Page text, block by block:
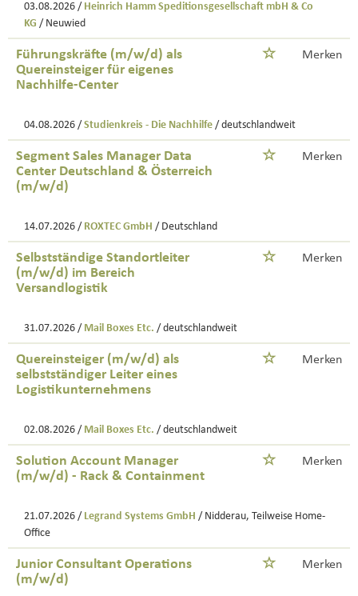
03.08.2026 / Heinrich Hamm Speditionsgesellschaft mbH & Co
KG / Neuwied
Führungskräfte (m/w/d) als
Quereinsteiger für eigenes
Nachhilfe-Center
Merken
04.08.2026 / Studienkreis - Die Nachhilfe / deutschlandweit
Segment Sales Manager Data
Center Deutschland & Österreich
(m/w/d)
Merken
14.07.2026 / ROXTEC GmbH / Deutschland
Selbstständige Standortleiter
(m/w/d) im Bereich
Versandlogistik
Merken
31.07.2026 / Mail Boxes Etc. / deutschlandweit
Quereinsteiger (m/w/d) als
selbstständiger Leiter eines
Logistikunternehmens
Merken
02.08.2026 / Mail Boxes Etc. / deutschlandweit
Solution Account Manager
(m/w/d) - Rack & Containment
Merken
21.07.2026 / Legrand Systems GmbH / Nidderau, Teilweise Home-
Office
Junior Consultant Operations
(m/w/d)
Merken